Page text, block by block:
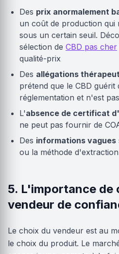
Des prix anormalement
un coût de production qui
sous un certain seuil.
sélection de CBD pas cher
qualité-prix
Des allégations
prétend que le CBD guérit
réglementation et n'est
L'absence de certificat
ne peut pas fournir de
Des informations vagues
ou la méthode d'extraction
5. L'importance de
vendeur de
Le choix du vendeur est au
le choix du produit. Le